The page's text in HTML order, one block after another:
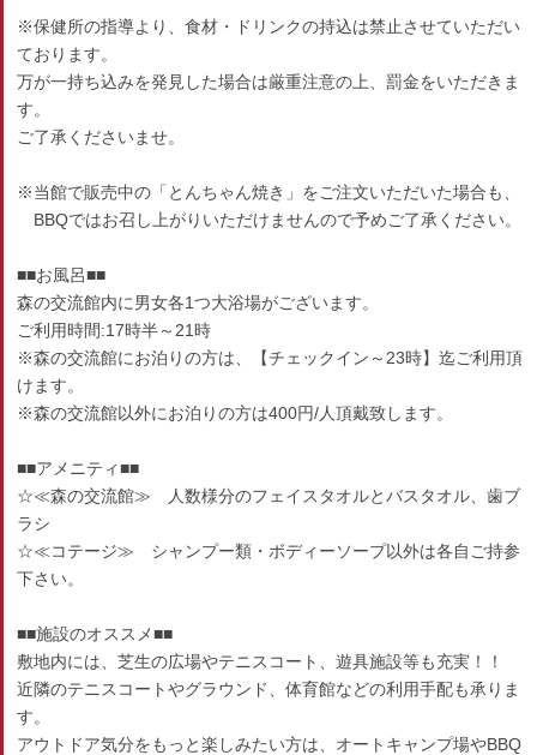
※保健所の指導より、食材・ドリンクの持込は禁止させていただい
ております。
万が一持ち込みを発見した場合は厳重注意の上、罰金をいただきま
す。
ご了承くださいませ。
※当館で販売中の「とんちゃん焼き」をご注文いただいた場合も、
BBQではお召し上がりいただけませんので予めご了承ください。
■■お風呂■■
森の交流館内に男女各1つ大浴場がございます。
ご利用時間:17時半～21時
※森の交流館にお泊りの方は、【チェックイン～23時】迄ご利用頂
けます。
※森の交流館以外にお泊りの方は400円/人頂戴致します。
■■アメニティ■■
☆≪森の交流館≫ 人数様分のフェイスタオルとバスタオル、歯ブ
ラシ
☆≪コテージ≫ シャンプー類・ボディーソープ以外は各自ご持参
下さい。
■■施設のオススメ■■
敷地内には、芝生の広場やテニスコート、遊具施設等も充実！！
近隣のテニスコートやグラウンド、体育館などの利用手配も承りま
す。
アウトドア気分をもっと楽しみたい方は、オートキャンプ場やBBQ